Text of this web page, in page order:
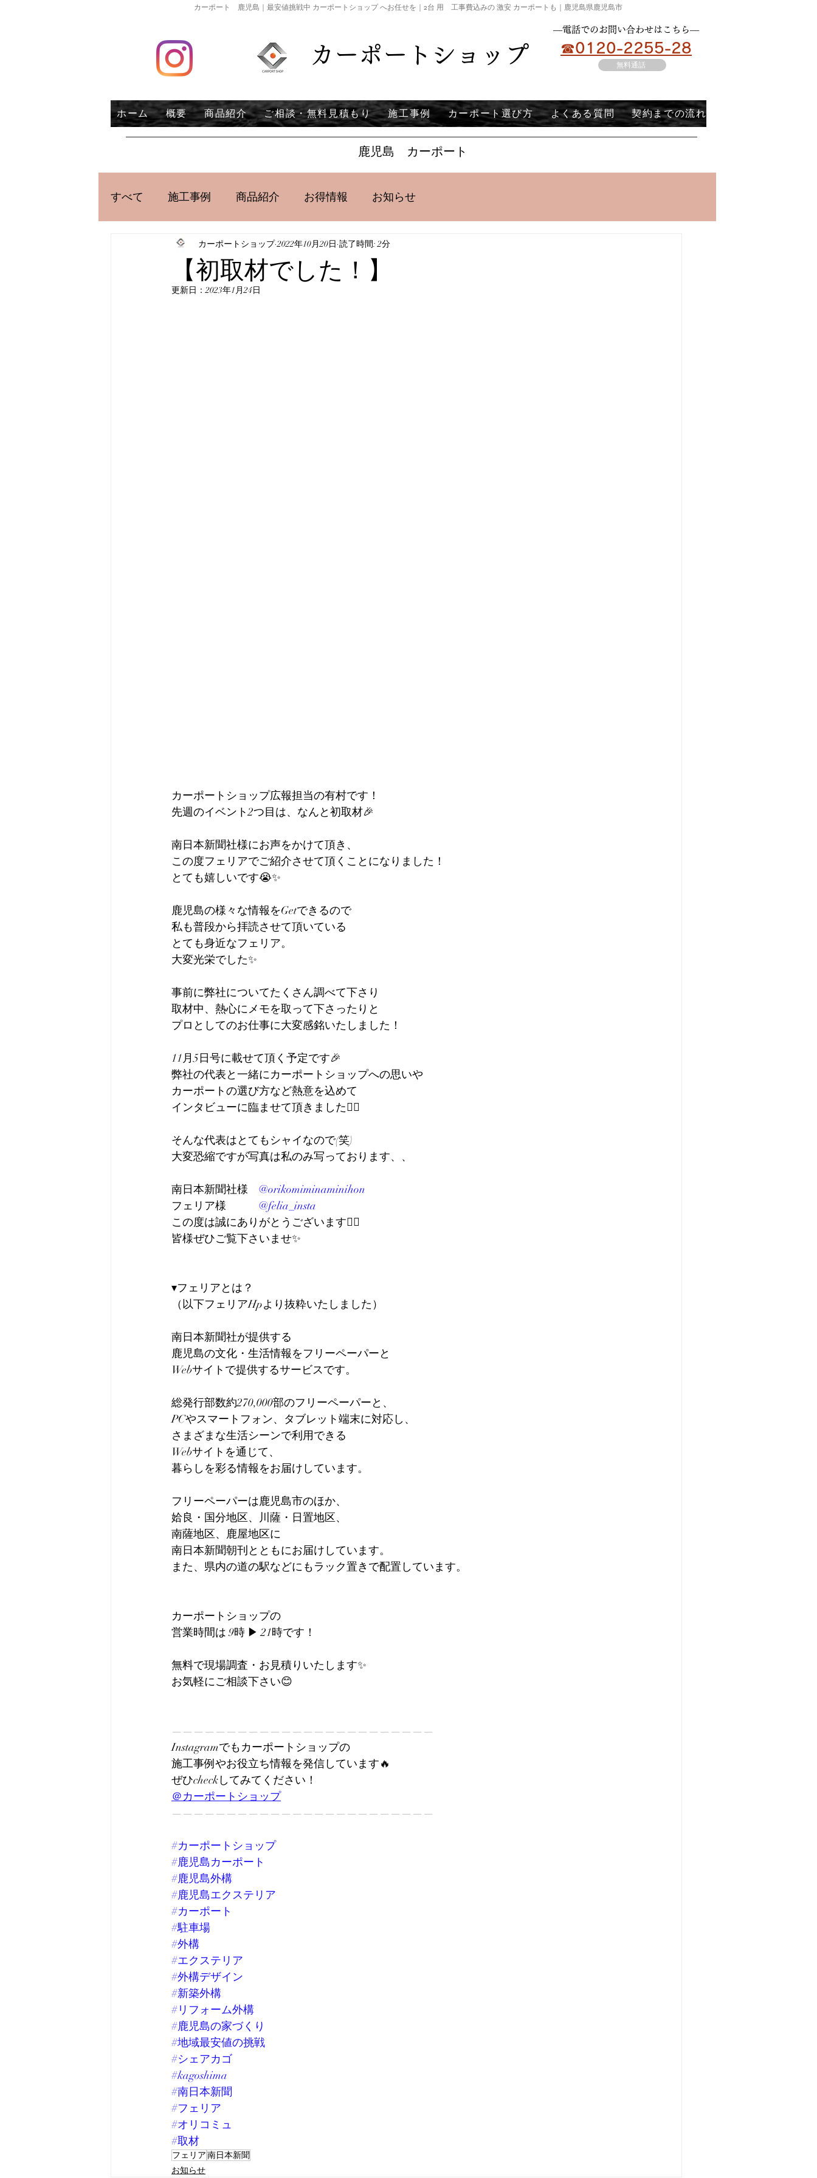
カーポート 鹿児島｜最安値挑戦中 カーポートショップ へお任せを｜2台 用 工事費込みの 激安 カーポートも｜鹿児島県鹿児島市
​―電話でのお問い合わせはこちら―
カーポートショップ ☎0120-2255-28
無料通話
ホーム 概要 商品紹介 ご相談・無料見積もり 施工事例 カーポート選び方 よくある質問 契約までの流れ
鹿児島 カーポート
すべて 施工事例 商品紹介 お得情報 お知らせ
【初取材でした！】
カーポートショップ 2022年10月20日 読了時間: 2分
更新日：2023年1月24日
カーポートショップ広報担当の有村です！
先週のイベント2つ目は、なんと初取材🎉
南日本新聞社様にお声をかけて頂き、
この度フェリアでご紹介させて頂くことになりました！
とても嬉しいです😭✨
鹿児島の様々な情報をGetできるので
私も普段から拝読させて頂いている
とても身近なフェリア。
大変光栄でした✨
事前に弊社についてたくさん調べて下さり
取材中、熱心にメモを取って下さったりと
プロとしてのお仕事に大変感銘いたしました！
11月5日号に載せて頂く予定です🎉
弊社の代表と一緒にカーポートショップへの思いや
カーポートの選び方など熱意を込めて
インタビューに臨ませて頂きました🙇‍♀️
そんな代表はとてもシャイなので(笑)
大変恐縮ですが写真は私のみ写っております、、
南日本新聞社様 @orikomiminaminihon
フェリア様 @felia_insta
この度は誠にありがとうございます🙇‍♀️
皆様ぜひご覧下さいませ✨
▾フェリアとは？
（以下フェリアHpより抜粋いたしました）
南日本新聞社が提供する
鹿児島の文化・生活情報をフリーペーパーと
Webサイトで提供するサービスです。
総発行部数約270,000部のフリーペーパーと、
PCやスマートフォン、タブレット端末に対応し、
さまざまな生活シーンで利用できる
Webサイトを通じて、
暮らしを彩る情報をお届けしています。
フリーペーパーは鹿児島市のほか、
姶良・国分地区、川薩・日置地区、
南薩地区、鹿屋地区に
南日本新聞朝刊とともにお届けしています。
また、県内の道の駅などにもラック置きで配置しています。
カーポートショップの
営業時間は 9時 ▶︎ 21時です！
無料で現場調査・お見積りいたします✨
お気軽にご相談下さい😊
————————————————————————
Instagramでもカーポートショップの
施工事例やお役立ち情報を発信しています🔥
ぜひcheckしてみてください！
＠カーポートショップ
————————————————————————
#カーポートショップ
#鹿児島カーポート
#鹿児島外構
#鹿児島エクステリア
#カーポート
#駐車場
#外構
#エクステリア
#外構デザイン
#新築外構
#リフォーム外構
#鹿児島の家づくり
#地域最安値の挑戦
#シェアカゴ
#kagoshima
#南日本新聞
#フェリア
#オリコミュ
#取材
フェリア南日本新聞
お知らせ